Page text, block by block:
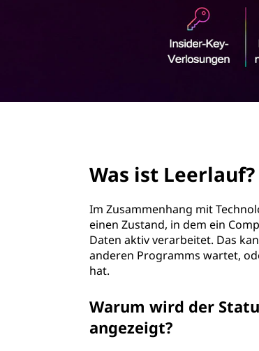
Was ist Leerlauf?
Im Zusammenhang mit
einen Zustand, in dem ein
Daten aktiv verarbeitet. Das
anderen Programms wartet,
hat.
Warum wird der
angezeigt?